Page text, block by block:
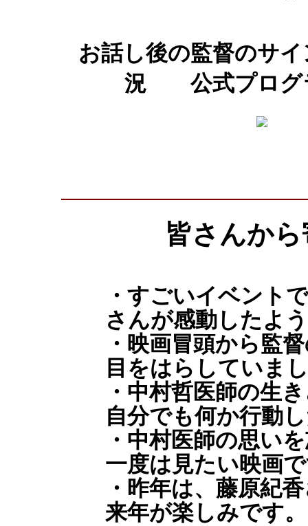
お話し後の監督のサ
況 公式プログ
皆さんか
・すごいイベント
さんが感動したよ
・映画冒頭から監
目をはらしていま
・中村哲医師の生
自分でも何か行動
・中村医師の思い
一度は見たい映画
・昨年は、藤原紀
来年が楽しみです。